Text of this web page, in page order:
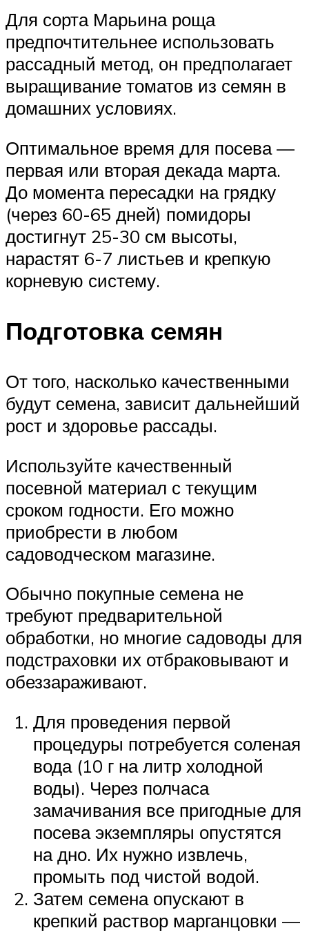
Для сорта Марьина роща
предпочтительнее использовать
рассадный метод, он предполагает
выращивание томатов из семян в
домашних условиях.
Оптимальное время для посева —
первая или вторая декада марта.
До момента пересадки на грядку
(через 60-65 дней) помидоры
достигнут 25-30 см высоты,
нарастят 6-7 листьев и крепкую
корневую систему.
Подготовка семян
От того, насколько качественными
будут семена, зависит дальнейший
рост и здоровье рассады.
Используйте качественный
посевной материал с текущим
сроком годности. Его можно
приобрести в любом
садоводческом магазине.
Обычно покупные семена не
требуют предварительной
обработки, но многие садоводы для
подстраховки их отбраковывают и
обеззараживают.
Для проведения первой
процедуры потребуется соленая
вода (10 г на литр холодной
воды). Через полчаса
замачивания все пригодные для
посева экземпляры опустятся
на дно. Их нужно извлечь,
промыть под чистой водой.
Затем семена опускают в
крепкий раствор марганцовки —